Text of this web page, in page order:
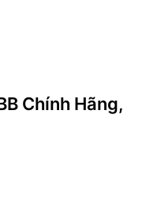
Chính Hãng,